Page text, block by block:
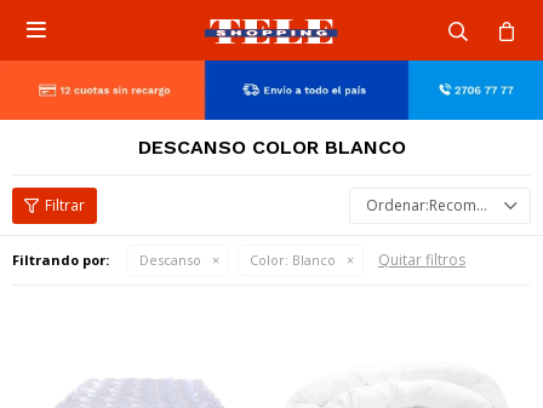

DESCANSO COLOR BLANCO
Recomendados
Filtrando por: Descanso Color: Blanco Quitar filtros